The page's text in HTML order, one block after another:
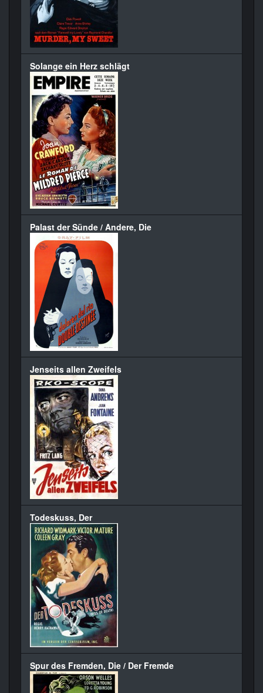
Solange ein Herz schlägt
Palast der Sünde / Andere, Die
Jenseits allen Zweifels
Todeskuss, Der
Spur des Fremden, Die / Der Fremde